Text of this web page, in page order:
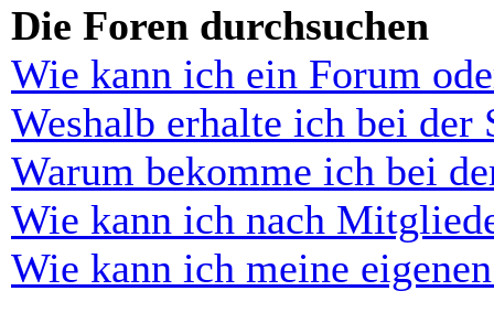
Die Foren durchsuchen
Wie kann ich ein Forum
Weshalb erhalte ich bei der
Warum bekomme ich bei
Wie kann ich nach
Wie kann ich meine